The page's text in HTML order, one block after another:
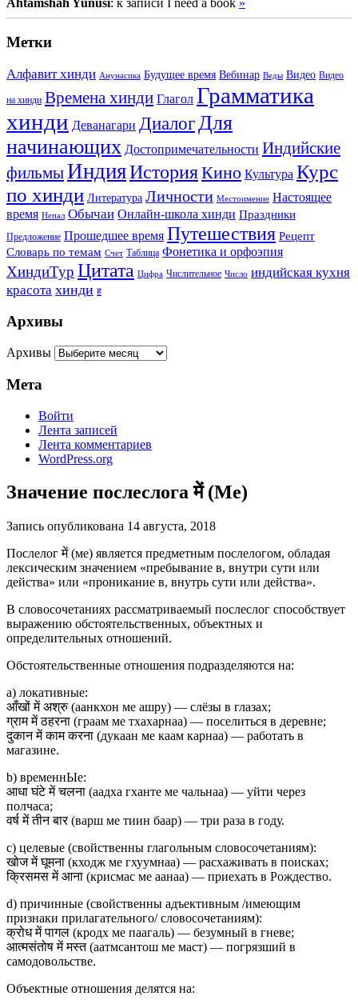
Ahtamshah Yunusi: к записи I need a book »
Метки
Алфавит хинди Анунасика Будущее время Вебинар Веды Видео Видео
на хинди Времена хинди Глагол Грамматика
хинди Деванагари Диалог Для
начинающих Достопримечательности Индийские
фильмыИндияИсторияКино Культура Курс
по хинди Литература Личности Местоимение Настоящее
время Непал Обычаи Онлайн-школа хинди Праздники
Предложение Прошедшее время Путешествия Рецепт
Словарь по темам Счет Таблица Фонетика и орфоэпия
ХиндиТур Цитата Цифра Числительное Число индийская кухня
красота хинди ह
Архивы
Архивы
Мета
Войти
Лента записей
Лента комментариев
WordPress.org
Значение послеслога में (Me)
Запись опубликована 14 августа, 2018
Послелог में (ме) является предметным послелогом, обладая
лексическим значением «пребывание в, внутри сути или
действа» или «проникание в, внутрь сути или действа».
В словосочетаниях рассматриваемый послеслог способствует
выражению обстоятельственных, объектных и
определительных отношений.
Обстоятельственные отношения подразделяются на:
a) локативные:
आँखों में अश्रु (аанкхон ме ашру) — слёзы в глазах;
ग्राम में ठहरना (граам ме тхахарнаа) — поселиться в деревне;
दुकान में काम करना (дукаан ме каам карнаа) — работать в
магазине.
b) временнЫе:
आधा घंटे में चलना (аадха гханте ме чальнаа) — уйти через
полчаса;
वर्ष में तीन बार (варш ме тиин баар) — три раза в году.
c) целевые (свойственны глагольным словосочетаниям):
खोज में घूमना (кходж ме гхуумнаа) — расхаживать в поисках;
क्रिसमस में आना (крисмас ме аанаа) — приехать в Рождество.
d) причинные (свойственны адъективным /имеющим
признаки прилагательного/ словосочетаниям):
क्रोध में पागल (кродх ме паагаль) — безумный в гневе;
आत्मसंतोष में मस्त (аатмсантош ме маст) — погрязший в
самодовольстве.
Объектные отношения делятся на: